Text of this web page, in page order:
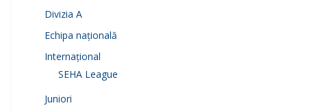
Divizia A
Echipa națională
Internațional
SEHA League
Juniori